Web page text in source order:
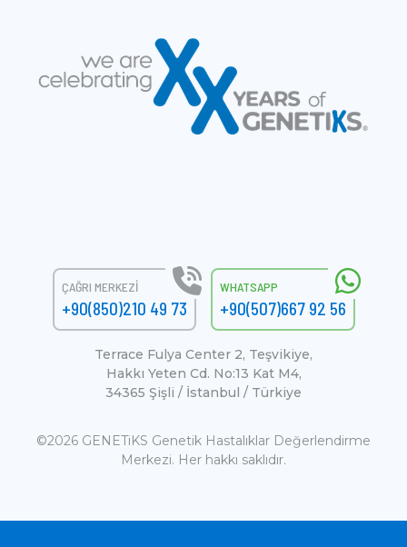
ÇAĞRI MERKEZI
+90(850)210 49 73
WHATSAPP
+90(507)667 92 56
Terrace Fulya Center 2, Teşvikiye,
Hakkı Yeten Cd. No:13 Kat M4,
34365 Şişli / İstanbul / Türkiye
©2026 GENETiKS Genetik Hastalıklar Değerlendirme
Merkezi. Her hakkı saklıdır.